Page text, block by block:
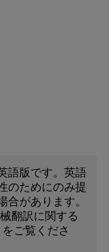
語版です。英語
のためにのみ提
があります。
翻訳に関する
ご覧くださ